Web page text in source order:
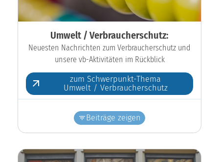
Umwelt / Verbraucherschutz:
Neuesten Nachrichten zum Verbraucherschutz und
unsere vb-Aktivitäten im Rückblick
zum Schwerpunkt-Thema
Umwelt / Verbraucherschutz
Beiträge zeigen